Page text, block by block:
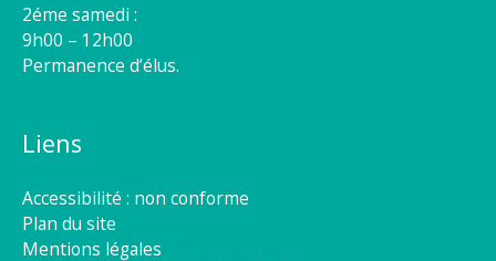
2éme samedi :
9h00 – 12h00
Permanence d’élus.
Liens
Accessibilité : non conforme
Plan du site
Mentions légales